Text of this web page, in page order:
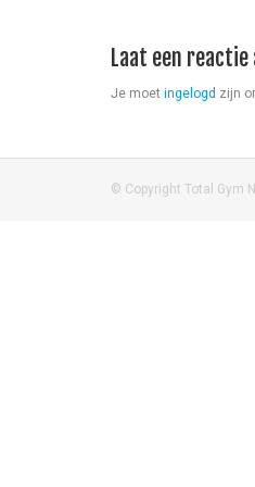
Laat een
Je moet ingelogd zijn
© Copyright Total Gym